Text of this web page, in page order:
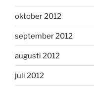
oktober 2012
september 2012
augusti 2012
juli 2012